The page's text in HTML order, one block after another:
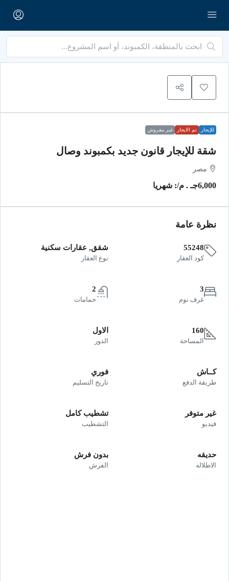
للإيجار تم الايجار غير مفروش
شقة للإيجار قانون جديد بكمبوند وصال
مصر
6,000جـ . م /: شهريا
نظرة عامة
55248
كود العقار
شقق, عقارات سكنية
نوع العقار
3
غرف نوم
2
حمامات
160
المساحة
الاول
الدور
كــاش
طريقة الدفع
فوري
تاريخ التسليم
غير متوفر
فيديو
تشطيب كامل
التشطيب
حديقه
الاطلاله
بدون فرش
الفرش